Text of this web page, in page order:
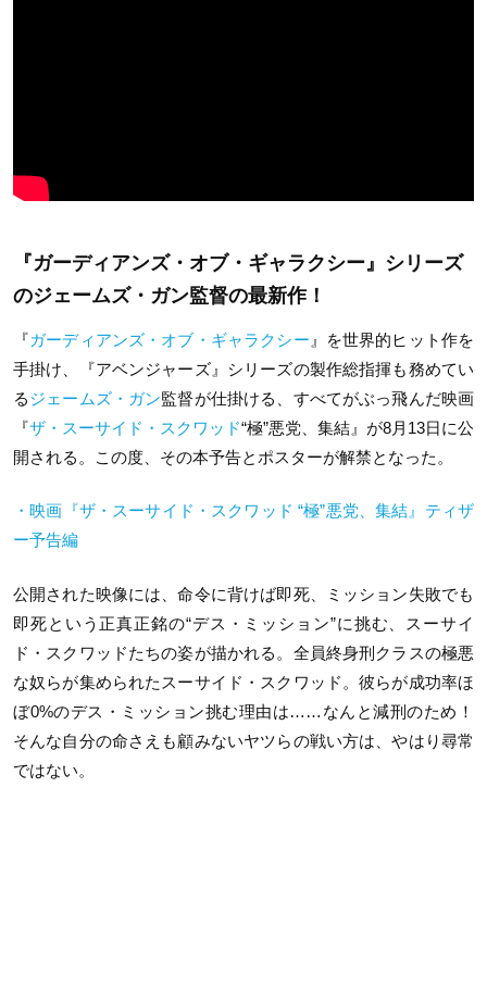
『ガーディアンズ・オブ・ギャラクシー』シリーズ
のジェームズ・ガン監督の最新作！
『ガーディアンズ・オブ・ギャラクシー 』を世界的ヒット作を
手掛け、『アベンジャーズ』シリーズの製作総指揮も務めてい
るジェームズ・ガン監督が仕掛ける、すべてがぶっ飛んだ映画
『ザ・スーサイド・スクワッド“極”悪党、集結』が8月 13日に公
開される。この度、その本予告とポスターが解禁となった。
・映画『ザ・スーサイド・スクワッド “極”悪党、集結』ティザ
ー予告編
公開された映像には、命令に背けば即死、ミッション失敗でも
即死という正真正銘の“デス・ミッション”に挑む、スーサイ
ド・スクワッドたちの姿が描かれる。全員終身刑クラスの極悪
な奴らが集められたスーサイド・スクワッド。彼らが成功率ほ
ぼ0%のデス・ミッション挑む理由は……なんと減刑のため！
そんな自分の命さえも顧みないヤツらの戦い方は、やはり尋常
ではない。